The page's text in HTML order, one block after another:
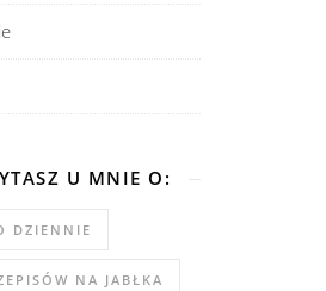
U MNIE O:
DZIENNIE
NA JABŁKA